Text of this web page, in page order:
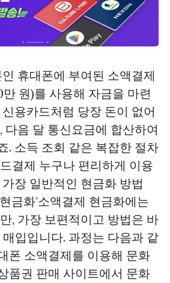
휴대폰에 부여된 소액결제
원)를 사용해 자금을 마련
용카드처럼 당장 돈이 없어
다음 달 통신요금에 합산하여
. 소득 조회 같은 복잡한 절차
결제 누구나 편리하게 이용
장 일반적인 현금화 방법
금화’소액결제 현금화에는
, 가장 보편적이고 방법은 바
입입니다. 과정는 다음과 같
폰 소액결제를 이용해 문화
품권 판매 사이트에서 문화